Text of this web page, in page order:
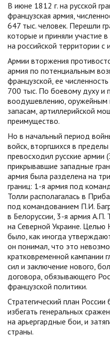
В июне 1812 г. на русской
французская армия,
647 тыс. человек. Перешли
которые и приняли участие
на российской территории с
Армии вторжения
армия по потенциальным
французской, ее
700 тыс. По боевому духу и
воодушевлению, оружейным
запасам, артиллерийской
преимущество.
Но в начальный период
войск, вторгшихся в
превосходил русские армии
прикрывавшие западные
армия была разделена на
границ: 1-я армия под
Толли располагалась в
под командованием П.И.
в Белоруссии, 3-я армия А.П.
на Северной Украине.
было, как иногда
он понимал, что это
кратковременной кампании
сил и заключение нового,
договора, обязывающего
французской политики.
Стратегический план
избегать генеральных
на арьергардные бои, и
страны.